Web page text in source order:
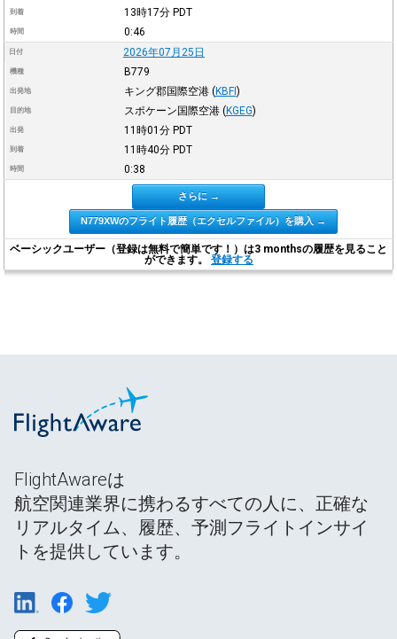
到着 13時17分 PDT
時間 0:46
日付 2026年07月25日
機種 B779
出発地 キング郡国際空港 (KBFI)
目的地 スポケーン国際空港 (KGEG)
出発 11時01分 PDT
到着 11時40分 PDT
時間 0:38
さらに →
N779XWのフライト履歴（エクセルファイル）を購入 →
ベーシックユーザー（登録は無料で簡単です！）は3 monthsの履歴を見ること
ができます。 登録する
FlightAwareは
航空関連業界に携わるすべての人に、正確な
リアルタイム、履歴、予測フライトインサイ
トを提供しています。